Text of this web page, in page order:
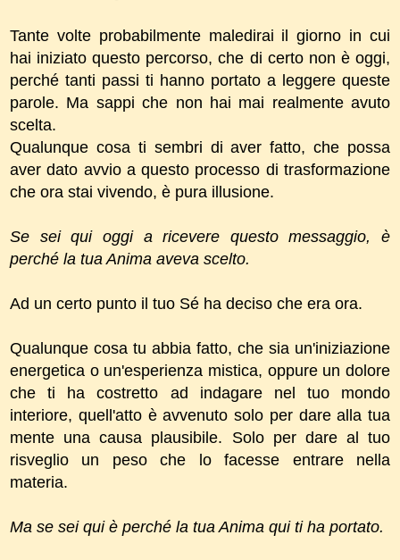
Tante volte probabilmente maledirai il giorno in cui
hai iniziato questo percorso, che di certo non è oggi,
perché tanti passi ti hanno portato a leggere queste
parole. Ma sappi che non hai mai realmente avuto
scelta.
Qualunque cosa ti sembri di aver fatto, che possa
aver dato avvio a questo processo di trasformazione
che ora stai vivendo, è pura illusione.
Se sei qui oggi a ricevere questo messaggio, è
perché la tua Anima aveva scelto.
Ad un certo punto il tuo Sé ha deciso che era ora.
Qualunque cosa tu abbia fatto, che sia un'iniziazione
energetica o un'esperienza mistica, oppure un dolore
che ti ha costretto ad indagare nel tuo mondo
interiore, quell'atto è avvenuto solo per dare alla tua
mente una causa plausibile. Solo per dare al tuo
risveglio un peso che lo facesse entrare nella
materia.
Ma se sei qui è perché la tua Anima qui ti ha portato.